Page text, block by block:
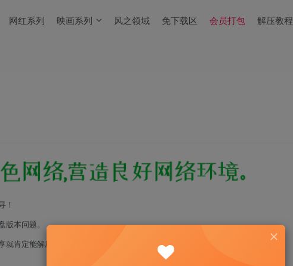
网红系列 映画系列 风之领域 免下载区 会员打包 解压教程
！
本问题。
就肯定能解压！